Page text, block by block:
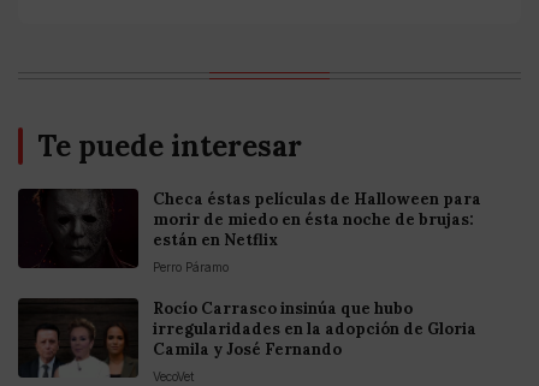
Te puede interesar
Checa éstas películas de Halloween para
morir de miedo en ésta noche de brujas:
están en Netflix
Perro Páramo
Rocío Carrasco insinúa que hubo
irregularidades en la adopción de Gloria
Camila y José Fernando
VecoVet